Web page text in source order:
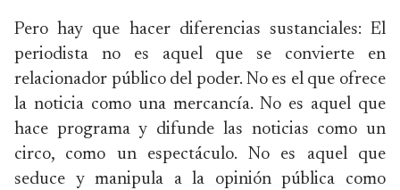
Pero hay que hacer diferencias sustanciales: El
periodista no es aquel que se convierte en
relacionador público del poder. No es el que ofrece
la noticia como una mercancía. No es aquel que
hace programa y difunde las noticias como un
circo, como un espectáculo. No es aquel que
seduce y manipula a la opinión pública como